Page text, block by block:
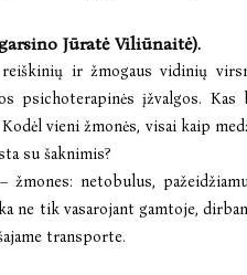
Jūratė Viliūnaitė).
ir žmogaus vidinių
psichoterapinės įžvalgos.
vieni žmonės, visai kaip
su šaknimis?
netobulus,
ne tik vasarojant gamtoje,
transporte.